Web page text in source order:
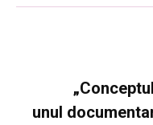
unul